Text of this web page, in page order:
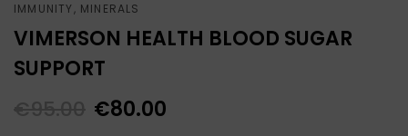
IMMUNITY, MINERALS
VIMERSON HEALTH BLOOD SUGAR
SUPPORT
€80.00